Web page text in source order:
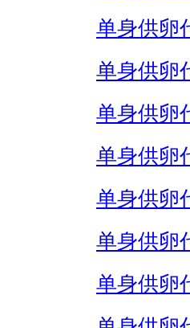
单身供卵
单身供卵
单身供卵
单身供卵
单身供卵
单身供卵
单身供卵